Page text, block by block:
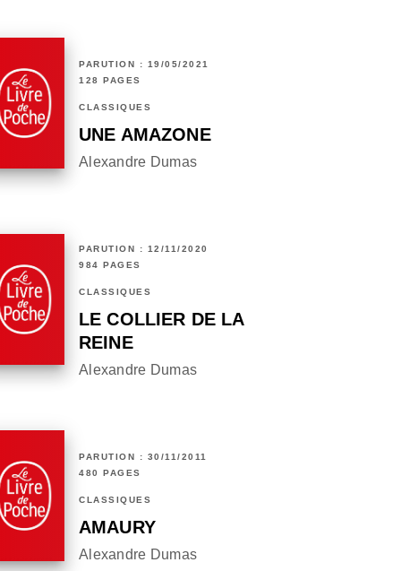
PARUTION : 19/05/2021
128 PAGES
CLASSIQUES
UNE AMAZONE
Alexandre Dumas
PARUTION : 12/11/2020
984 PAGES
CLASSIQUES
LE COLLIER DE LA
REINE
Alexandre Dumas
PARUTION : 30/11/2011
480 PAGES
CLASSIQUES
AMAURY
Alexandre Dumas